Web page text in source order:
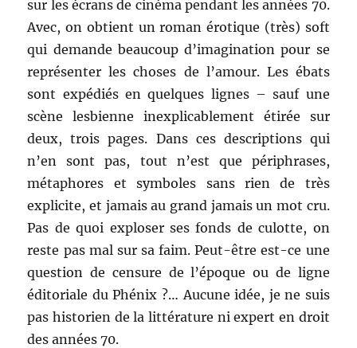
sur les écrans de cinéma pendant les années 70.
Avec, on obtient un roman érotique (très) soft
qui demande beaucoup d’imagination pour se
représenter les choses de l’amour. Les ébats
sont expédiés en quelques lignes – sauf une
scène lesbienne inexplicablement étirée sur
deux, trois pages. Dans ces descriptions qui
n’en sont pas, tout n’est que périphrases,
métaphores et symboles sans rien de très
explicite, et jamais au grand jamais un mot cru.
Pas de quoi exploser ses fonds de culotte, on
reste pas mal sur sa faim. Peut-être est-ce une
question de censure de l’époque ou de ligne
éditoriale du Phénix ?… Aucune idée, je ne suis
pas historien de la littérature ni expert en droit
des années 70.